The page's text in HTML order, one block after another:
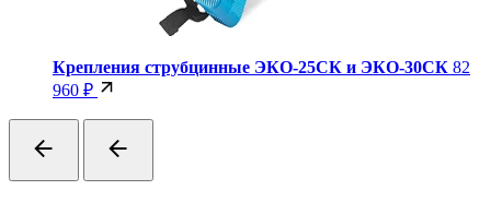
Крепления струбцинные ЭКО-25СК и ЭКО-30СК 82
960 ₽